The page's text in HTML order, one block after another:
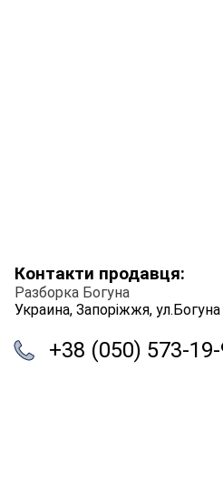
Контакти продавця:
Разборка Богуна
Украина, Запоріжжя,
+38 (050) 573-